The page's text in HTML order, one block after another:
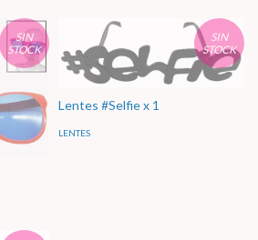
SIN
STOCK
SIN
STOCK
Lentes #Selfie x 1
LENTES